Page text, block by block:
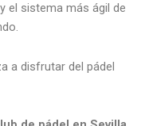
y el sistema más ágil de
a disfrutar del pádel